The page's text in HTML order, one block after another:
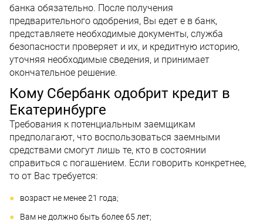
банка обязательно. После получения
предварительного одобрения, Вы едет е в банк,
представляете необходимые документы, служба
безопасности проверяет и их, и кредитную историю,
уточняя необходимые сведения, и принимает
окончательное решение.
Кому Сбербанк одобрит кредит в
Екатеринбурге
Требования к потенциальным заемщикам
предполагают, что воспользоваться заемными
средствами смогут лишь те, кто в состоянии
справиться с погашением. Если говорить конкретнее,
то от Вас требуется:
возраст не менее 21 года;
Вам не должно быть более 65 лет;